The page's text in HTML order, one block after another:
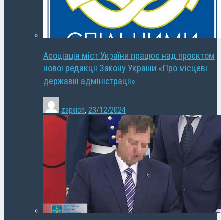
Асоціація міст України працює над проєктом
нової редакції Закону України «Про місцеві
державні адміністрації»
zapsich, 23/12/2024